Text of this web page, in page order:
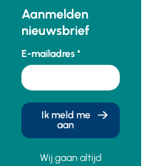
Aanmelden
nieuwsbrief
E-mailadres
Ik meld me
aan
Wij gaan altijd